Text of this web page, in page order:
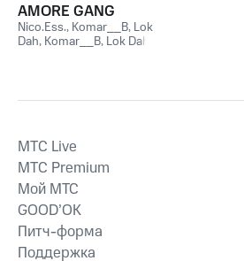
AMORE GANG
Nico.Ess., Komar__B, Lok
Dah, Komar__B, Lok Dah
MTС Live
MTС Premium
Мой МТС
GOOD’OK
Питч-форма
Поддержка